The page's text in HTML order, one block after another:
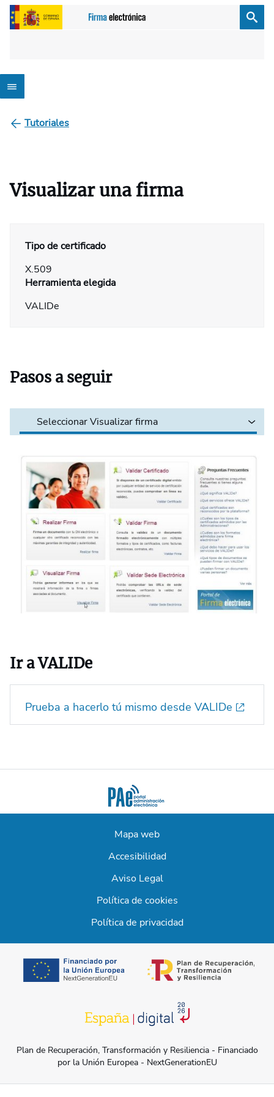
Tutoriales
Visualizar una firma
Tipo de certificado
X.509
Herramienta elegida
VALIDe
Pasos a seguir
Seleccionar Visualizar firma
Ir a VALIDe
Prueba a hacerlo tú mismo desde VALIDe
Mapa web
Accesibilidad
Aviso Legal
Política de cookies
Política de privacidad
se abre en una
se abre en una pestaña nueva
Plan de Recuperación, Transformación y Resiliencia - Financiado
por la Unión Europea - NextGenerationEU